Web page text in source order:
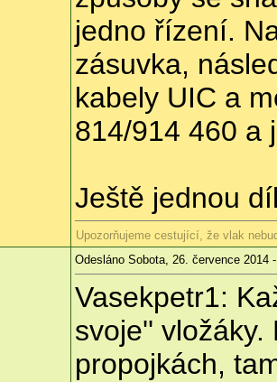
jedno řízení.
zásuvka,
kabely UIC a
814/914 460 a
Ještě jednou
Upozorňujeme cestující, že vlak
Odesláno Sobota, 26. července 2014
Vasekpetr1:
svoje''
propojkách,